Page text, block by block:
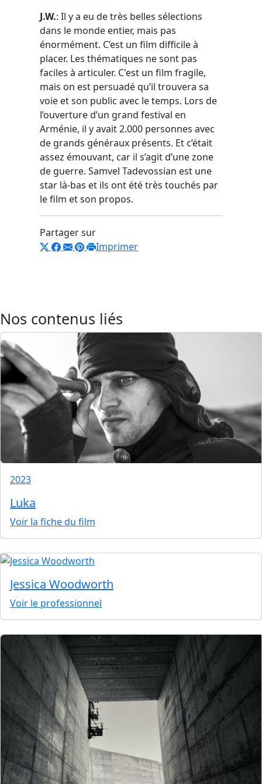
J.W.: Il y a eu de très belles sélections
dans le monde entier, mais pas
énormément. C’est un film difficile à
placer. Les thématiques ne sont pas
faciles à articuler. C'est un film fragile,
mais on est persuadé qu’il trouvera sa
voie et son public avec le temps. Lors de
l’ouverture d’un grand festival en
Arménie, il y avait 2.000 personnes avec
de grands généraux présents. Et c’était
assez émouvant, car il s’agit d’une zone
de guerre. Samvel Tadevossian est une
star là-bas et ils ont été très touchés par
le film et son propos.
Partager sur
Imprimer
Nos contenus liés
2023
Luka
Voir la fiche du film
Jessica Woodworth
Voir le professionnel